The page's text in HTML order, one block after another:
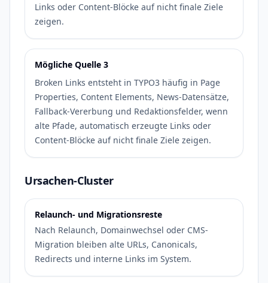
Links oder Content-Blöcke auf nicht finale Ziele
zeigen.
Mögliche Quelle 3
Broken Links entsteht in TYPO3 häufig in Page
Properties, Content Elements, News-Datensätze,
Fallback-Vererbung und Redaktionsfelder, wenn
alte Pfade, automatisch erzeugte Links oder
Content-Blöcke auf nicht finale Ziele zeigen.
Ursachen-Cluster
Relaunch- und Migrationsreste
Nach Relaunch, Domainwechsel oder CMS-
Migration bleiben alte URLs, Canonicals,
Redirects und interne Links im System.